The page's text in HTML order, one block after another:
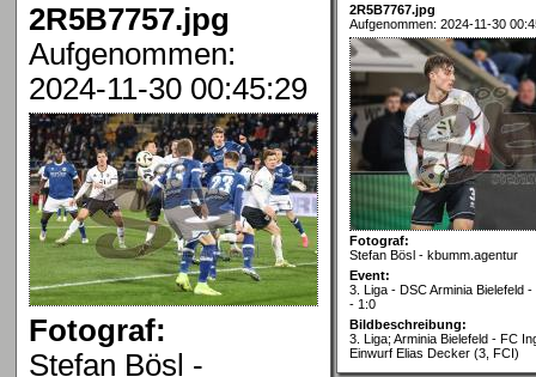
2R5B7757.jpg
Aufgenommen:
2024-11-30 00:45:29
Fotograf:
Stefan Bösl -
2R5B7767.jpg
Aufgenommen: 2024-11-30
Fotograf:
Stefan Bösl - kbumm.agentur
Event:
3. Liga - DSC Arminia Bielefeld
- 1:0
Bildbeschreibung:
3. Liga; Arminia Bielefeld - FC
Einwurf Elias Decker (3, FCI)